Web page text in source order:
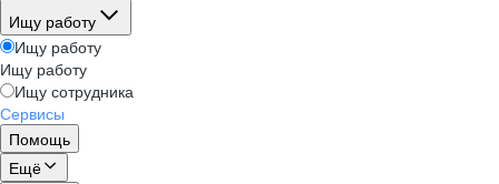
Ищу работу
Ищу работу
Ищу работу
Ищу сотрудника
Сервисы
Помощь
Ещё